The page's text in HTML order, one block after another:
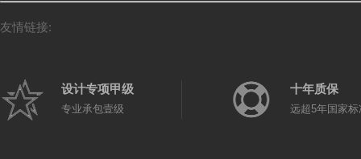
友情链接:
设计专项甲级
专业承包壹级
十年质保
远超5年国家标